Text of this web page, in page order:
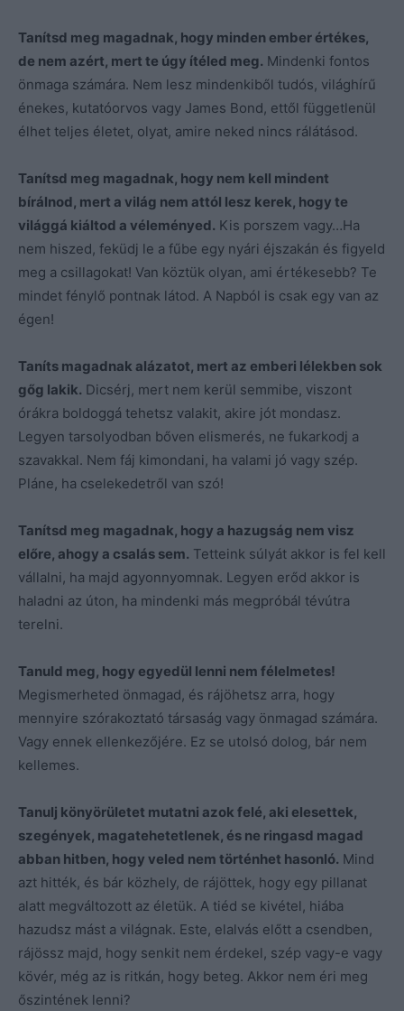
Tanítsd meg magadnak, hogy minden ember értékes,
de nem azért, mert te úgy ítéled meg. Mindenki fontos
önmaga számára. Nem lesz mindenkiből tudós, világhírű
énekes, kutatóorvos vagy James Bond, ettől függetlenül
élhet teljes életet, olyat, amire neked nincs rálátásod.
Tanítsd meg magadnak, hogy nem kell mindent
bírálnod, mert a világ nem attól lesz kerek, hogy te
világgá kiáltod a véleményed. Kis porszem vagy…Ha
nem hiszed, feküdj le a fűbe egy nyári éjszakán és figyeld
meg a csillagokat! Van köztük olyan, ami értékesebb? Te
mindet fénylő pontnak látod. A Napból is csak egy van az
égen!
Taníts magadnak alázatot, mert az emberi lélekben sok
gőg lakik. Dicsérj, mert nem kerül semmibe, viszont
órákra boldoggá tehetsz valakit, akire jót mondasz.
Legyen tarsolyodban bőven elismerés, ne fukarkodj a
szavakkal. Nem fáj kimondani, ha valami jó vagy szép.
Pláne, ha cselekedetről van szó!
Tanítsd meg magadnak, hogy a hazugság nem visz
előre, ahogy a csalás sem. Tetteink súlyát akkor is fel kell
vállalni, ha majd agyonnyomnak. Legyen erőd akkor is
haladni az úton, ha mindenki más megpróbál tévútra
terelni.
Tanuld meg, hogy egyedül lenni nem félelmetes!
Megismerheted önmagad, és rájöhetsz arra, hogy
mennyire szórakoztató társaság vagy önmagad számára.
Vagy ennek ellenkezőjére. Ez se utolsó dolog, bár nem
kellemes.
Tanulj könyörületet mutatni azok felé, aki elesettek,
szegények, magatehetetlenek, és ne ringasd magad
abban hitben, hogy veled nem történhet hasonló. Mind
azt hitték, és bár közhely, de rájöttek, hogy egy pillanat
alatt megváltozott az életük. A tiéd se kivétel, hiába
hazudsz mást a világnak. Este, elalvás előtt a csendben,
rájössz majd, hogy senkit nem érdekel, szép vagy-e vagy
kövér, még az is ritkán, hogy beteg. Akkor nem éri meg
őszintének lenni?